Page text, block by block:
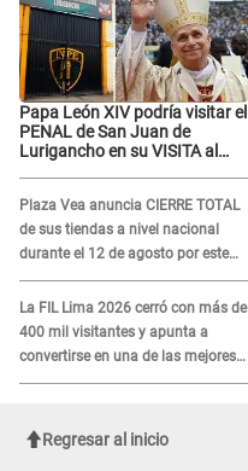
Papa León XIV podría visitar el
PENAL de San Juan de
Lurigancho en su VISITA al
Plaza Vea anuncia CIERRE TOTAL
de sus tiendas a nivel nacional
durante el 12 de agosto por este
MOTIVO
La FIL Lima 2026 cerró con más de
400 mil visitantes y apunta a
convertirse en una de las mejores
ferias de Latinoamérica
Regresar al inicio